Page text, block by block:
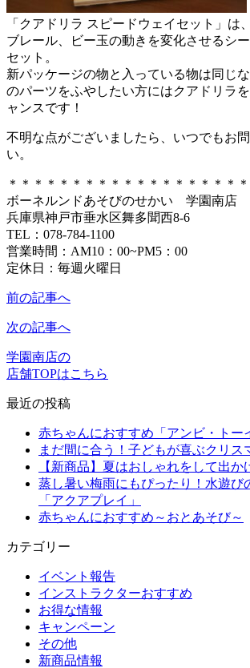
「クアドリラ スピードウェイセット」は
ブレール、ビー玉の動きを変化させるシ
セット。
新パッケージの物と入っている物は同じ
のパーツをふやしたい方にはクアドリラ
ャンスです！
不明な点がございましたら、いつでもお
い。
＊＊＊＊＊＊＊＊＊＊＊＊＊＊＊＊＊＊
ボーネルンドあそびのせかい 学園南店
兵庫県神戸市垂水区舞多聞西8-6
TEL：078-784-1100
営業時間：AM10：00~PM5：00
定休日：毎週火曜日
前の記事へ
次の記事へ
学園南店の
店舗TOPはこちら
最近の投稿
赤ちゃんにおすすめ「アンビ・トー
まだ間に合う！子どもが喜ぶクリス
【新商品】夏はおしゃれをして出か
蒸し暑い梅雨にもぴったり！水遊び
「アクアプレイ」
赤ちゃんにおすすめ～おとあそび～
カテゴリー
イベント報告
インストラクターおすすめ
お得な情報
キャンペーン
その他
新商品情報